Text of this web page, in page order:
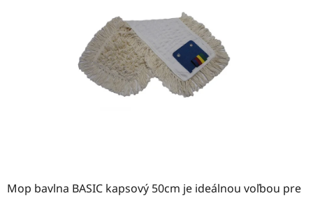
Mop bavlna BASIC kapsový 50cm je ideálnou voľbou pre